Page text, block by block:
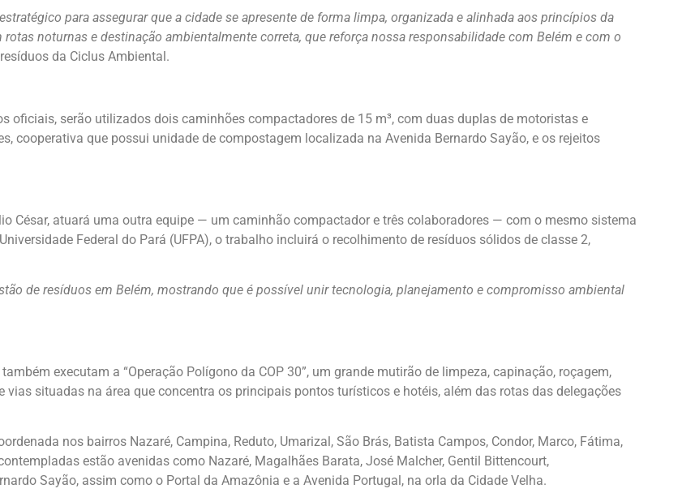
para assegurar que a cidade se apresente de forma limpa, organizada e alinhada aos princípios da
noturnas e destinação ambientalmente correta, que reforça nossa responsabilidade com Belém e com o
da Ciclus Ambiental.
oficiais, serão utilizados dois caminhões compactadores de 15 m³, com duas duplas de motoristas e
cooperativa que possui unidade de compostagem localizada na Avenida Bernardo Sayão, e os rejeitos
César, atuará uma outra equipe — um caminhão compactador e três colaboradores — com o mesmo sistema
Federal do Pará (UFPA), o trabalho incluirá o recolhimento de resíduos sólidos de classe 2,
de resíduos em Belém, mostrando que é possível unir tecnologia, planejamento e compromisso ambiental
também executam a “Operação Polígono da COP 30”, um grande mutirão de limpeza, capinação, roçagem,
situadas na área que concentra os principais pontos turísticos e hotéis, além das rotas das delegações
nos bairros Nazaré, Campina, Reduto, Umarizal, São Brás, Batista Campos, Condor, Marco, Fátima,
estão avenidas como Nazaré, Magalhães Barata, José Malcher, Gentil Bittencourt,
Sayão, assim como o Portal da Amazônia e a Avenida Portugal, na orla da Cidade Velha.